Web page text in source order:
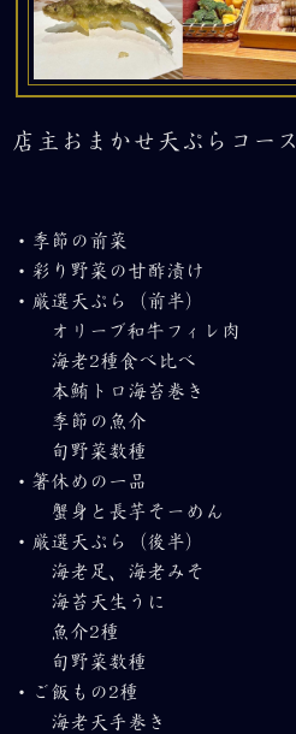
店主おまかせ天ぷらコース
・季節の前菜
・彩り野菜の甘酢漬け
・厳選天ぷら（前半）
オリーブ和牛フィレ肉
海老2種食べ比べ
本鮪トロ海苔巻き
季節の魚介
旬野菜数種
・箸休めの一品
蟹身と長芋そーめん
・厳選天ぷら（後半）
海老足、海老みそ
海苔天生うに
魚介2種
旬野菜数種
・ご飯もの2種
海老天手巻き